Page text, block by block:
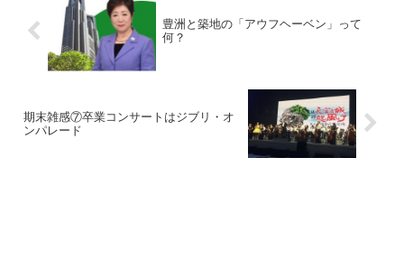
豊洲と築地の「アウフヘーベン」って
何？
期末雑感⑦卒業コンサートはジブリ・オ
ンパレード